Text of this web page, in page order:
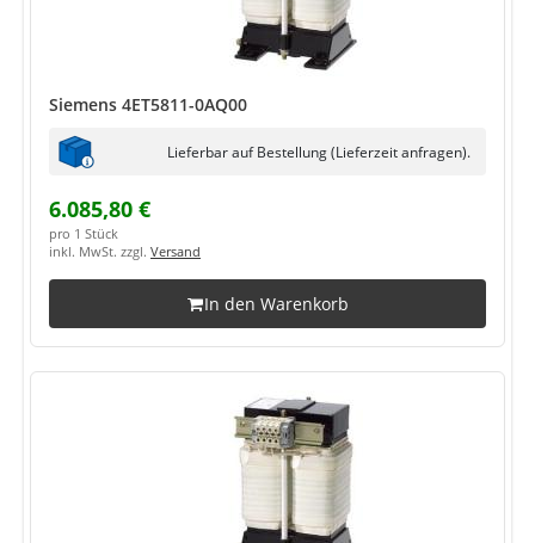
Siemens 4ET5811-0AQ00
Lieferbar auf Bestellung (Lieferzeit anfragen).
6.085,80 €
pro 1 Stück
inkl. MwSt. zzgl. Versand
In den Warenkorb